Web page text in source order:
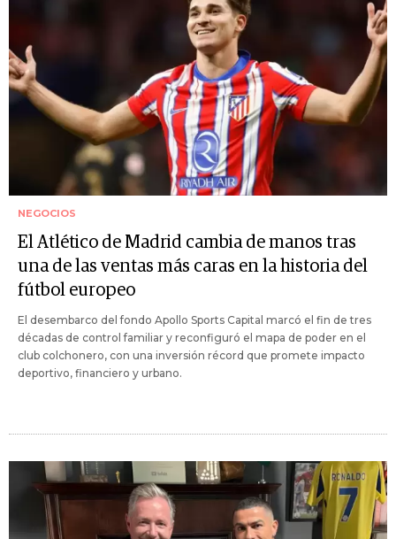
NEGOCIOS
El Atlético de Madrid cambia de manos tras
una de las ventas más caras en la historia del
fútbol europeo
El desembarco del fondo Apollo Sports Capital marcó el fin de tres
décadas de control familiar y reconfiguró el mapa de poder en el
club colchonero, con una inversión récord que promete impacto
deportivo, financiero y urbano.